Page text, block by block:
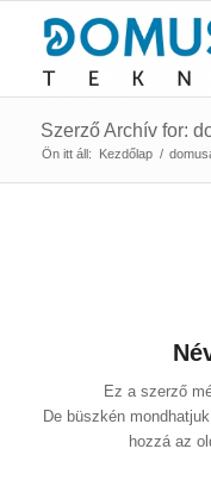
Szerző Archív for:
Ön itt áll: Kezdőlap /
Ez a szerző
De büszkén
hozzá az